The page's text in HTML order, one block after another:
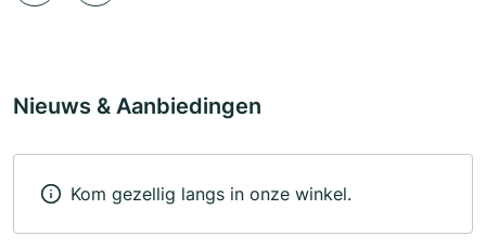
Nieuws & Aanbiedingen
Kom gezellig langs in onze winkel.